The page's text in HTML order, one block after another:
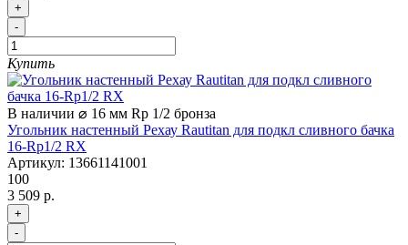
+
-
Купить
В наличии ⌀ 16 мм Rp 1/2 бронза
Угольник настенный Рехау Rautitan для подкл сливного бачка
16-Rp1/2 RX
Артикул: 13661141001
100
3 509 р.
+
-